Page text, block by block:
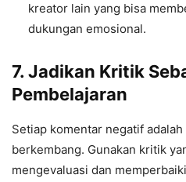
kreator lain yang bisa
dukungan emosional.
7. Jadikan Kritik
Pembelajaran
Setiap komentar negatif
berkembang. Gunakan kritik
mengevaluasi dan